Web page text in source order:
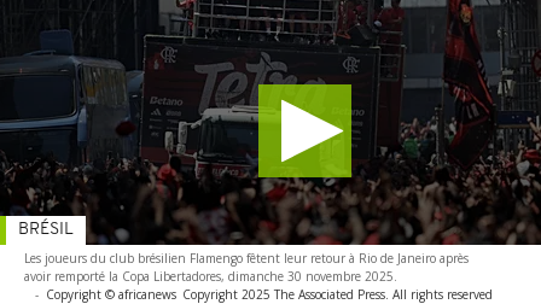
Les joueurs du club brésilien Flamengo fêtent leur retour à Rio de Janeiro après
avoir remporté la Copa Libertadores, dimanche 30 novembre 2025.
- Copyright © africanews Copyright 2025 The Associated Press. All rights reserved
BRÉSIL